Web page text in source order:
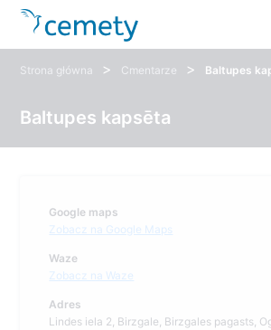
Strona główna > Cmentarze > Baltupes
Baltupes kapsēta
Google maps
Zobacz na Google Maps
Waze
Zobacz na Waze
Adres
Lindes iela 2, Birzgale, Birzgales pagasts,